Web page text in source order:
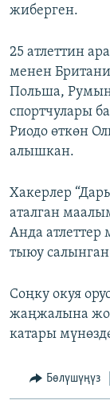
жиберген.
25 атлеттин
менен
Польша,
спортчулары
Риодо өткөн
алышкан.
Хакерлер
аталган
Анда
тыюу
Соңку окуя
жаңжалына
катары
Бөлүшүңүз